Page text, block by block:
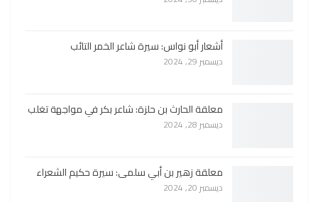
أشعار أبو نواس: سيرة شاعر الخمر التائب
ديسمبر 29, 2024
معلقة الحارث بن حلزة: شاعر بكر في مواجهة تغلب
ديسمبر 28, 2024
معلقة زهير بن أبي سلمى: سيرة حكيم الشعراء
ديسمبر 20, 2024